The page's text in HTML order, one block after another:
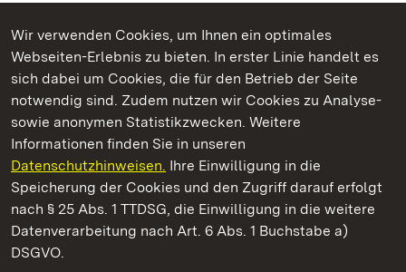
Wir verwenden Cookies, um Ihnen ein optimales
Webseiten-Erlebnis zu bieten. In erster Linie handelt es
sich dabei um Cookies, die für den Betrieb der Seite
notwendig sind. Zudem nutzen wir Cookies zu Analyse-
sowie anonymen Statistikzwecken. Weitere
Informationen finden Sie in unseren
Datenschutzhinweisen. Ihre Einwilligung in die
Speicherung der Cookies und den Zugriff darauf erfolgt
nach § 25 Abs. 1 TTDSG, die Einwilligung in die weitere
Datenverarbeitung nach Art. 6 Abs. 1 Buchstabe a)
DSGVO.
Kommen. Staunen. Genießen.
Staatliche Schlösser und Gärten Baden‑Württemberg
Staatliche Schlösser und Gärten Baden-Württemberg
Kontakt